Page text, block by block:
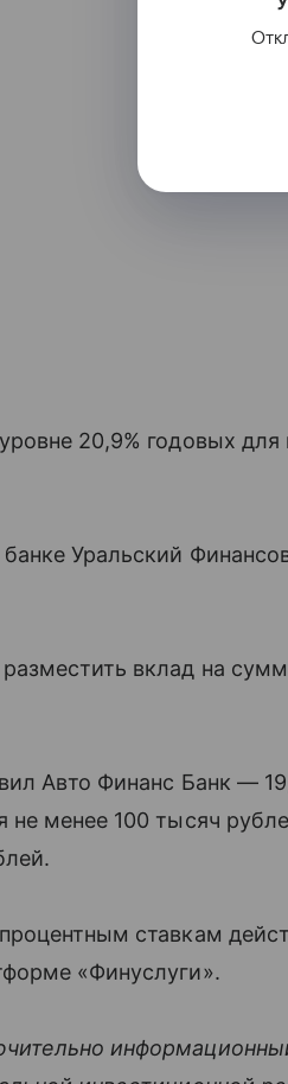
20,9% годовых для
Уральский
вклад на
Авто Финанс Банк —
не менее 100 тысяч
ставкам
«Финуслуги».